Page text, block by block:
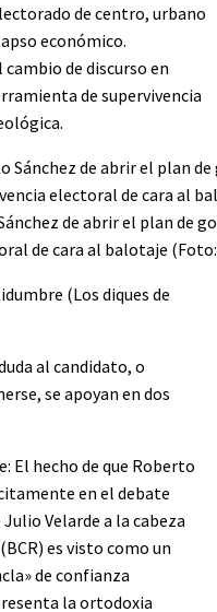
de centro, urbano
económico.
de discurso en
de supervivencia
de abrir el plan de
de cara al balotaje
(Los diques de
al candidato, o
se apoyan en dos
El hecho de que Roberto
en el debate
Velarde a la cabeza
es visto como un
de confianza
la ortodoxia